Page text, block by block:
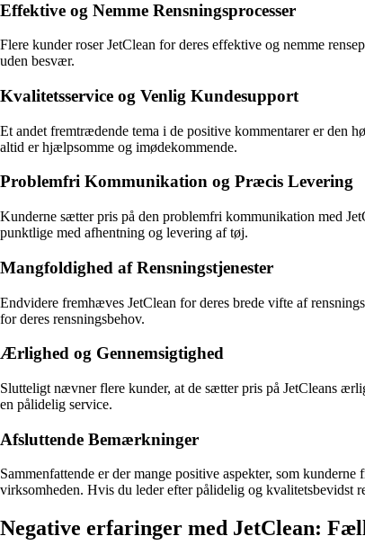
Effektive og Nemme Rensningsprocesser
Flere kunder roser JetClean for deres effektive og nemme
uden besvær.
Kvalitetsservice og Venlig Kundesupport
Et andet fremtrædende tema i de positive kommentarer er den
altid er hjælpsomme og imødekommende.
Problemfri Kommunikation og Præcis Levering
Kunderne sætter pris på den problemfri kommunikation med
punktlige med afhentning og levering af tøj.
Mangfoldighed af Rensningstjenester
Endvidere fremhæves JetClean for deres brede vifte af
for deres rensningsbehov.
Ærlighed og Gennemsigtighed
Slutteligt nævner flere kunder, at de sætter pris på JetCleans
en pålidelig service.
Afsluttende Bemærkninger
Sammenfattende er der mange positive aspekter, som
virksomheden. Hvis du leder efter pålidelig og kvalitetsbevidst
Negative erfaringer med JetClean: